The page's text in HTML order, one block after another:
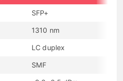
SFP+
1310 nm
LC duplex
SMF